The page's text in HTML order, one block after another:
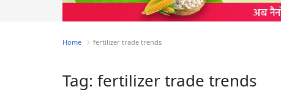
Home fertilizer trade trends
Tag: fertilizer trade trends